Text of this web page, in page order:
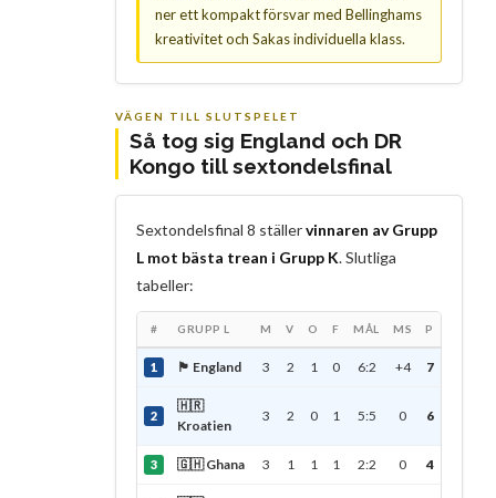
ner ett kompakt försvar med Bellinghams
kreativitet och Sakas individuella klass.
VÄGEN TILL SLUTSPELET
Så tog sig England och DR
Kongo till sextondelsfinal
Sextondelsfinal 8 ställervinnaren av Grupp
L mot bästa trean i Grupp K. Slutliga
tabeller:
# GRUPP L M V O F MÅL MS P
1 🏴 England 3 2 1 0 6:2 +4 7
2
🇭🇷
Kroatien
3 2 0 1 5:5 0 6
3 🇬🇭 Ghana 3 1 1 1 2:2 0 4